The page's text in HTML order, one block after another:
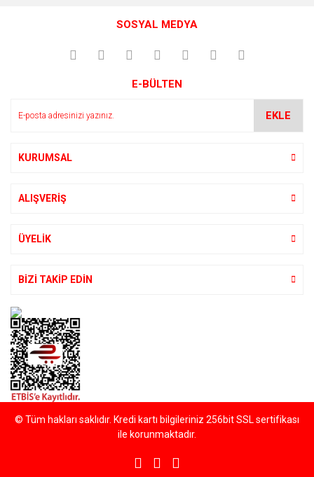
Yorum Yaz
Görüş ve önerileriniz için teşekkür ederiz.
Ürün açıklamasında eksik bilgiler bulunuyor.
SOSYAL MEDYA
E-BÜLTEN
EKLE
KURUMSAL
ALIŞVERİŞ
ÜYELİK
BİZİ TAKİP EDİN
© Tüm hakları saklıdır. Kredi kartı bilgileriniz 256bit SSL sertifikası
ile korunmaktadır.